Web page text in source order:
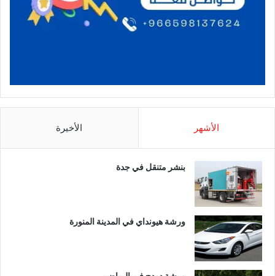
الأشهر الأخيرة
بنشر متنقل في جدة
ورشة هيونداي في المدينة المنورة